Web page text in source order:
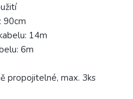
90cm
14m
6m
propojitelné, max. 3ks